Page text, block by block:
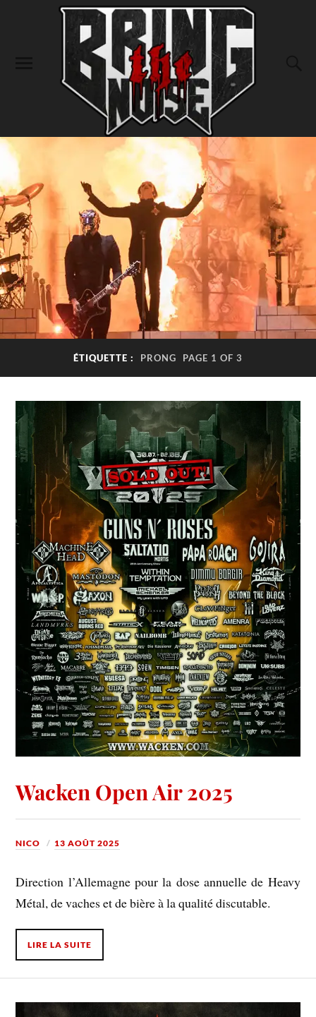
ÉTIQUETTE : PRONG PAGE 1 OF 3
Wacken Open Air 2025
NICO 13 AOÛT 2025
Direction l’Allemagne pour la dose annuelle de Heavy
Métal, de vaches et de bière à la qualité discutable.
LIRE LA SUITE